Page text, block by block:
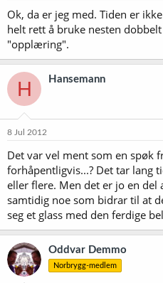
Ok, da er jeg med. Tiden er
helt rett å bruke nesten
"opplæring".
H Hansemann
8 Jul 2012
Det var vel ment som en spøk
forhåpentligvis...? Det tar lang
eller flere. Men det er jo en del
samtidig noe som bidrar til at
seg et glass med den ferdige
Oddvar Demmo
Norbrygg-medlem